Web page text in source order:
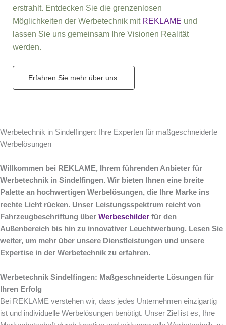
erstrahlt. Entdecken Sie die grenzenlosen
Möglichkeiten der Werbetechnik mit REKLAME und
lassen Sie uns gemeinsam Ihre Visionen Realität
werden.
Erfahren Sie mehr über uns.
Werbetechnik in Sindelfingen: Ihre Experten für maßgeschneiderte
Werbelösungen
Willkommen bei REKLAME, Ihrem führenden Anbieter für
Werbetechnik in Sindelfingen. Wir bieten Ihnen eine breite
Palette an hochwertigen Werbelösungen, die Ihre Marke ins
rechte Licht rücken. Unser Leistungsspektrum reicht von
Fahrzeugbeschriftung über Werbeschilder für den
Außenbereich bis hin zu innovativer Leuchtwerbung. Lesen Sie
weiter, um mehr über unsere Dienstleistungen und unsere
Expertise in der Werbetechnik zu erfahren.
Werbetechnik Sindelfingen: Maßgeschneiderte Lösungen für
Ihren Erfolg
Bei REKLAME verstehen wir, dass jedes Unternehmen einzigartig
ist und individuelle Werbelösungen benötigt. Unser Ziel ist es, Ihre